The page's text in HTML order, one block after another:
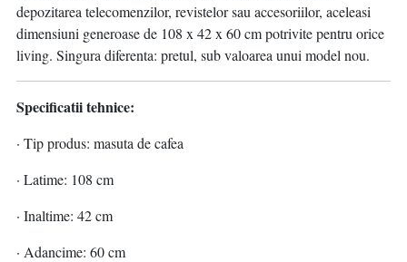
depozitarea telecomenzilor, revistelor sau accesoriilor, aceleasi
dimensiuni generoase de 108 x 42 x 60 cm potrivite pentru orice
living. Singura diferenta: pretul, sub valoarea unui model nou.
Specificatii tehnice:
· Tip produs: masuta de cafea
· Latime: 108 cm
· Inaltime: 42 cm
· Adancime: 60 cm